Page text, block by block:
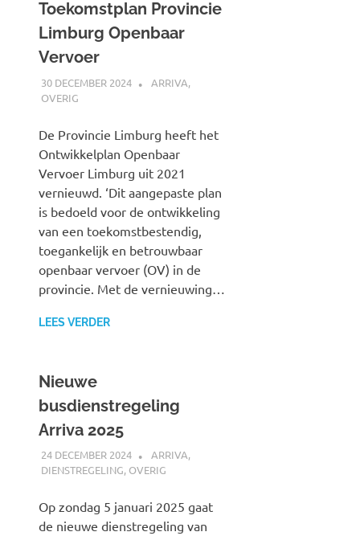
Toekomstplan Provincie
Limburg Openbaar
Vervoer
30 DECEMBER 2024 SPOORZOEKER
ARRIVA,
OVERIG
De Provincie Limburg heeft het
Ontwikkelplan Openbaar
Vervoer Limburg uit 2021
vernieuwd. ‘Dit aangepaste plan
is bedoeld voor de ontwikkeling
van een toekomstbestendig,
toegankelijk en betrouwbaar
openbaar vervoer (OV) in de
provincie. Met de vernieuwing…
LEES VERDER
Nieuwe
busdienstregeling
Arriva 2025
24 DECEMBER 2024 SPOORZOEKER
ARRIVA,
DIENSTREGELING, OVERIG
Op zondag 5 januari 2025 gaat
de nieuwe dienstregeling van